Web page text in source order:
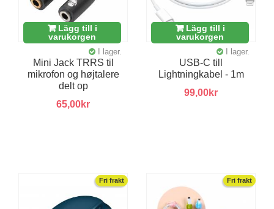
Lägg till i
varukorgen
I lager.
Mini Jack TRRS til
mikrofon og højtalere
delt op
65,00kr
Lägg till i
varukorgen
I lager.
USB-C till
Lightningkabel - 1m
99,00kr
Fri frakt Fri frakt